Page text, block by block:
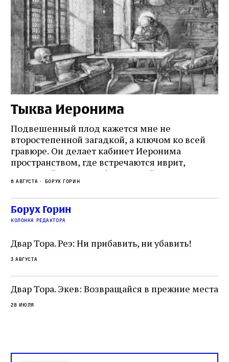
Тыква Иеронима
Подвешенный плод кажется мне не
второстепенной загадкой, а ключом ко всей
гравюре. Он делает кабинет Иеронима
пространством, где встречаются иврит,
греческий и латынь; буквальный смысл и
церковная традиция; филологическая
точность и понятность; переводчик,
убеждённый в необходимости исправления, и
читатель, воспринимающий исправление как
не просто покровитель переводчиков,
окружённый книгами. Перед нами человек,
одно решение которого вызвало возмущение
целой общины и стало частью многовекового
спора о том, кому принадлежит последнее
слово в переводе Библии
6 августа Борух Горин
Борух Горин
колонка редактора
Двар Тора. Реэ: Ни прибавить, ни убавить!
3 августа
Двар Тора. Экев: Возвращайся в прежние места
28 июля